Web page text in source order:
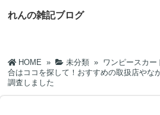
れんの雑記ブログ
HOME » 未分類 » ワンピースカー
合はココを探して！おすすめの取扱店やな
調査しました